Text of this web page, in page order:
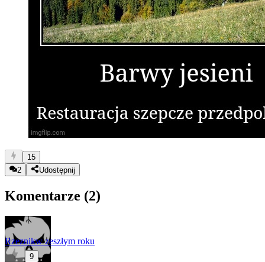
15
2
Udostępnij
Komentarze (2)
Rzeznikw zeszłym roku
9